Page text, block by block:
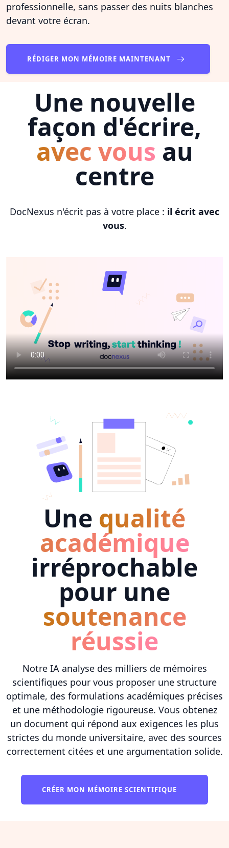
professionnelle, sans passer des nuits blanches
devant votre écran.
RÉDIGER MON MÉMOIRE MAINTENANT
Une nouvelle
façon d'écrire,
avec vous au
centre
DocNexus n'écrit pas à votre place : il écrit avec
vous.
Une qualité
académique
irréprochable
pour une
soutenance
réussie
Notre IA analyse des milliers de mémoires
scientifiques pour vous proposer une structure
optimale, des formulations académiques précises
et une méthodologie rigoureuse. Vous obtenez
un document qui répond aux exigences les plus
strictes du monde universitaire, avec des sources
correctement citées et une argumentation solide.
CRÉER MON MÉMOIRE SCIENTIFIQUE